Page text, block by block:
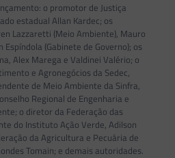
o promotor de Justiça
estadual Allan Kardec; os
Lazzaretti (Meio Ambiente), Mauro
Espíndola (Gabinete de Governo); os
Alex Marega e Valdinei Valério; o
e Agronegócios da Sedec,
de Meio Ambiente da Sinfra,
Regional de Engenharia e
o diretor da Federação das
do Instituto Ação Verde, Adilson
da Agricultura e Pecuária de
Tomain; e demais autoridades.